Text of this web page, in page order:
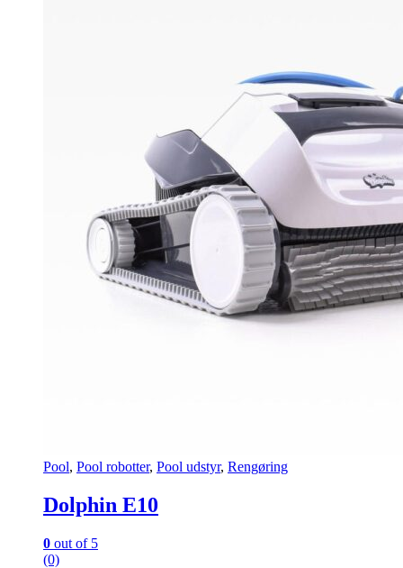
Pool, Pool robotter, Pool udstyr, Rengøring
Dolphin E10
0 out of 5
(0)